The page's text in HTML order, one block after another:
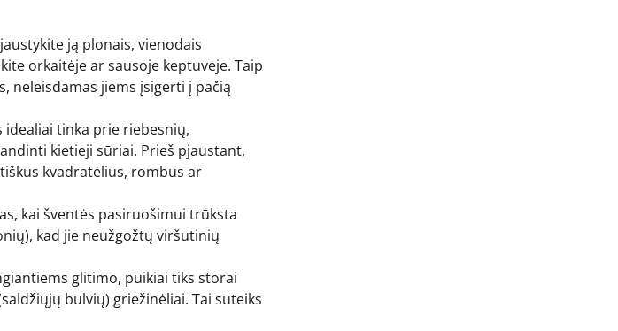
ją plonais, vienodais
orkaitėje ar sausoje keptuvėje. Taip
neleisdamas jiems įsigerti į pačią
idealiai tinka prie riebesnių,
kietieji sūriai. Prieš pjaustant,
kvadratėlius, rombus ar
kai šventės pasiruošimui trūksta
kad jie neužgožtų viršutinių
glitimo, puikiai tiks storai
bulvių) griežinėliai. Tai suteiks